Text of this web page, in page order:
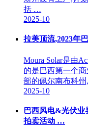
括 …
2025-10
拉美顶流,2023年
Moura Solar是由
的是巴西第一个
部的佩尔南布科
2025-10
巴西风电&光伏业
拍卖活动 …